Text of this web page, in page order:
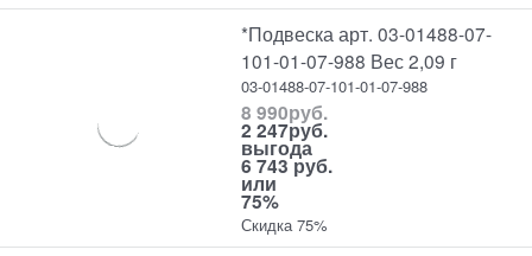
*Подвеска арт. 03-01488-07-
101-01-07-988 Вес 2,09 г
03-01488-07-101-01-07-988
8 990руб.
2 247руб.
выгода
6 743 руб.
или
75%
Скидка 75%